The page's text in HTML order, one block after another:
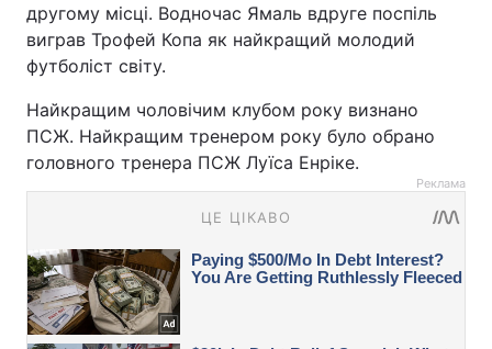
другому місці. Водночас Ямаль вдруге поспіль
виграв Трофей Копа як найкращий молодий
футболіст світу.
Найкращим чоловічим клубом року визнано
ПСЖ. Найкращим тренером року було обрано
головного тренера ПСЖ Луїса Енріке.
Реклама